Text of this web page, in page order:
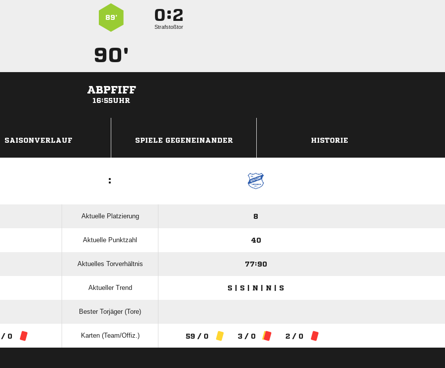
89’ :
Strafstoßtor
90'
ABPFIFF
16:55UHR
SAISONVERLAUF SPIELE GEGENEINANDER HISTORIE
:
Aktuelle Platzierung 8
Aktuelle Punktzahl 40
Aktuelles Torverhältnis 77:90
Aktueller Trend S | S | N | N | S
Bester Torjäger (Tore)
/ 0 Karten (Team/Offiz.) 59 / 0 3 / 0 2 / 0